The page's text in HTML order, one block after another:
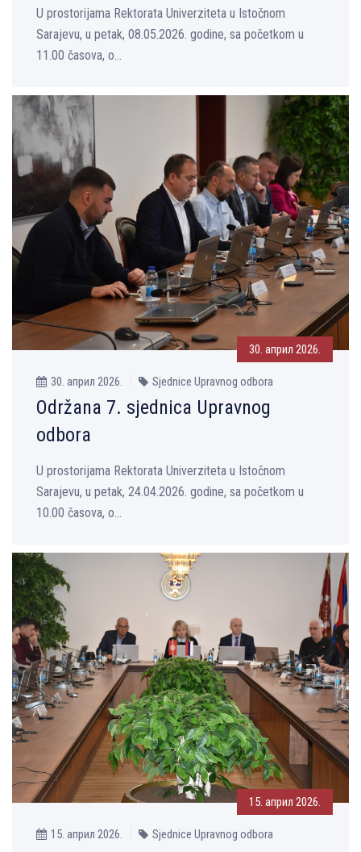
U prostorijama Rektorata Univerziteta u Istočnom
Sarajevu, u petak, 08.05.2026. godine, sa početkom u
11.00 časova, o...
30. април 2026.
30. април 2026. Sjednice Upravnog odbora
Održana 7. sjednica Upravnog
odbora
U prostorijama Rektorata Univerziteta u Istočnom
Sarajevu, u petak, 24.04.2026. godine, sa početkom u
10.00 časova, o...
15. април 2026.
15. април 2026. Sjednice Upravnog odbora